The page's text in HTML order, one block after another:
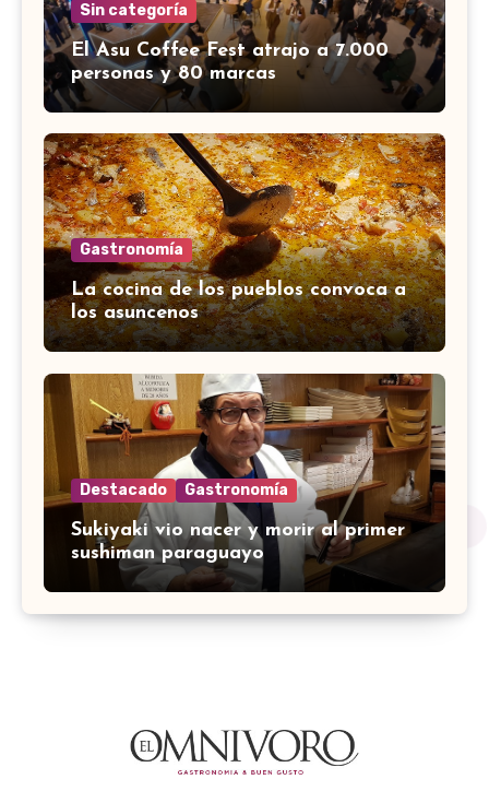
Sin categoría
El Asu Coffee Fest atrajo a 7.000
personas y 80 marcas
Gastronomía
La cocina de los pueblos convoca a
los asuncenos
Destacado Gastronomía
Sukiyaki vio nacer y morir al primer
sushiman paraguayo